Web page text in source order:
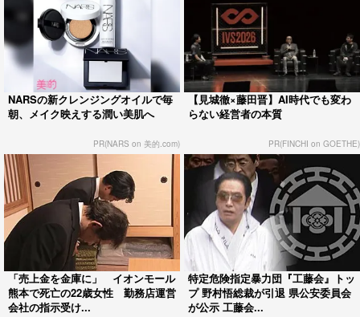
NARSの新クレンジングオイルで毎
朝、メイク映えする潤い美肌へ
PR(NARS on 美的.com)
【見城徹×藤田晋】AI時代でも変わ
らない経営者の本質
PR(FINCHI on GOETHE)
「売上金を金庫に」 イオンモール
熊本で死亡の22歳女性 勤務店運営
会社の指示受け...
特定危険指定暴力団『工藤会』トッ
プ 野村悟総裁が引退 県公安委員会
が公示 工藤会...